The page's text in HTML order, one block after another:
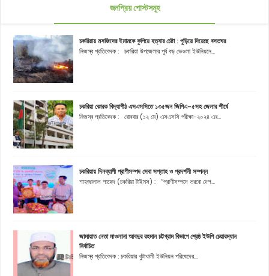
জনপ্রিয় পোস্টসমূহ
চকরিয়ায় মসজিদের ইমামকে কুপিয়ে হত্যার চেষ্টা : পুড়িয়ে দিয়েছে বসতঘর
নিজস্ব প্রতিবেদক : চকরিয়া উপজেলার পূর্ব বড় ভেওলা ইউনিয়নে...
চকরিয়া কোরক বিদ্যাপীঠ এসএসসিতে ১৩৫জন জিপিএ-৫সহ জেলার শীর্ষে
নিজস্ব প্রতিবেদক : রোববার (১২ মে) এসএসসি পরীক্ষা-২০২৪ এর...
চকরিয়ায় দিনব্যাপী প্রাণীসম্পদ সেবা সপ্তাহ ও প্রদর্শনী সম্পন্ন
শাহজালাল শাহেদ (চকরিয়া টাইমস) : “প্রাণীসম্পদে ভরবো দেশ...
জামায়াত নেতা মাওলানা আবদুর রহমান চট্টগ্রাম বিভাগে শ্রেষ্ঠ ইউপি চেয়ারম্যান
নির্বাচিত
নিজস্ব প্রতিবেদক : চকরিয়ার খুটাখালী ইউনিয়ন পরিষেদের...